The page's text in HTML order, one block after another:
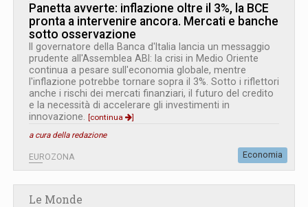
Panetta avverte: inflazione oltre il 3%, la BCE
pronta a intervenire ancora. Mercati e banche
sotto osservazione
Il governatore della Banca d'Italia lancia un messaggio
prudente all'Assemblea ABI: la crisi in Medio Oriente
continua a pesare sull'economia globale, mentre
l'inflazione potrebbe tornare sopra il 3%. Sotto i riflettori
anche i rischi dei mercati finanziari, il futuro del credito
e la necessità di accelerare gli investimenti in
innovazione. [continua
]
a cura della redazione
EUROZONA Economia
Le Monde